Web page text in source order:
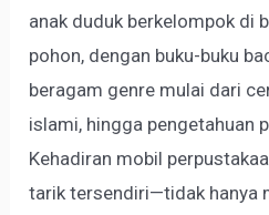
anak duduk berkelompok di
pohon, dengan buku-buku
beragam genre mulai dari
islami, hingga pengetahuan
Kehadiran mobil
tarik tersendiri—tidak hanya